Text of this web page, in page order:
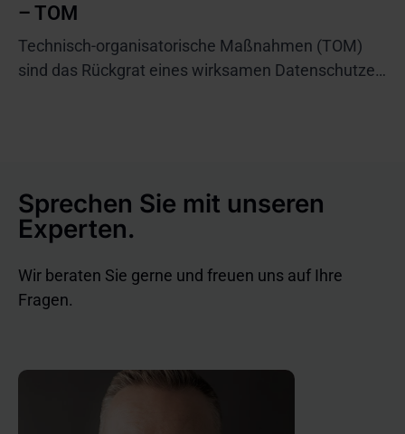
– TOM
Technisch-organisatorische Maßnahmen (TOM)
sind das Rückgrat eines wirksamen Datenschutzes
organisatorischen Stellschrauben (von IT- und
Gebäudesicherheit bis Schulung & Pflichtprozesse)
wirklich zählen und wie Sie sie risikobasiert und
verhältnismäßig umsetzen.
Sprechen Sie mit unseren
Experten.
Wir beraten Sie gerne und freuen uns auf Ihre
Fragen.